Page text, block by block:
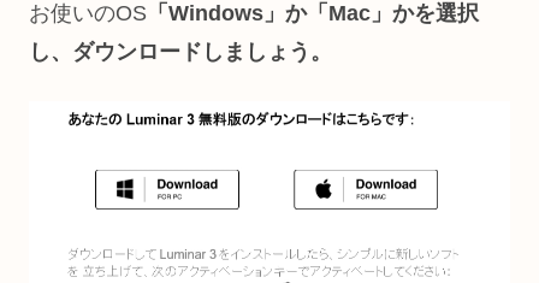
お使いのOS 「Windows」か「Mac」かを選択
し、ダウンロードしましょう。